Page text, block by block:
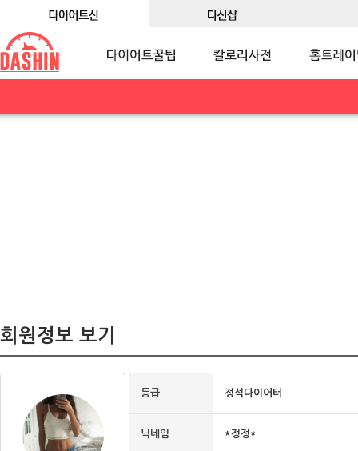
회원정보 보기
등급 정석다이어터
닉네임 *정정*